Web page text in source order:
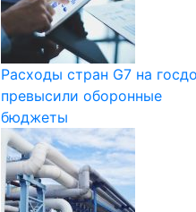
Расходы стран G7 на
превысили оборонные
бюджеты